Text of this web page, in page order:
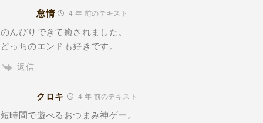
怠惰 4 年 前のテキスト
のんびりできて癒されました。
どっちのエンドも好きです。
返信
クロキ 4 年 前のテキスト
短時間で遊べるおつまみ神ゲー。